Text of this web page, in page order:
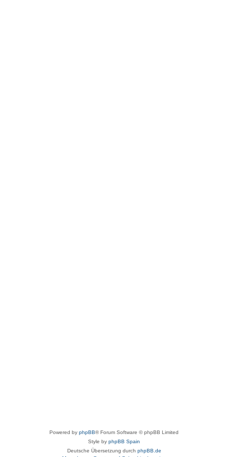
Powered by phpBB® Forum Software © phpBB Limited
Style by phpBB Spain
Deutsche Übersetzung durch phpBB.de